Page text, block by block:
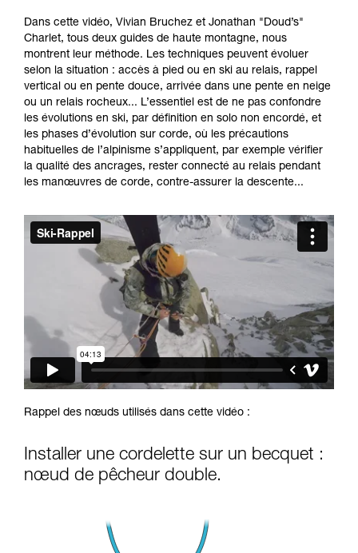
consulter. Vous devez avoir compris les
informations de la notice technique pour
pouvoir comprendre ce complément
d’informations.
Maîtriser ces techniques nécessite une
formation et un entraînement spécifique. Validez
avec un professionnel votre capacité à refaire
la manipulation, seul, en toute sécurité, avant
de la reproduire en autonomie.
Nous donnons des exemples de techniques
liées à votre activité. Il peut en exister d’autres
Dans cette vidéo, Vivian Bruchez et Jonathan "Doud’s"
Charlet, tous deux guides de haute montagne, nous
montrent leur méthode. Les techniques peuvent évoluer
selon la situation : accès à pied ou en ski au relais, rappel
vertical ou en pente douce, arrivée dans une pente en neige
ou un relais rocheux... L’essentiel est de ne pas confondre
les évolutions en ski, par définition en solo non encordé, et
les phases d’évolution sur corde, où les précautions
habituelles de l’alpinisme s’appliquent, par exemple vérifier
la qualité des ancrages, rester connecté au relais pendant
les manœuvres de corde, contre-assurer la descente...
Rappel des nœuds utilisés dans cette vidéo :
Installer une cordelette sur un becquet :
nœud de pêcheur double.